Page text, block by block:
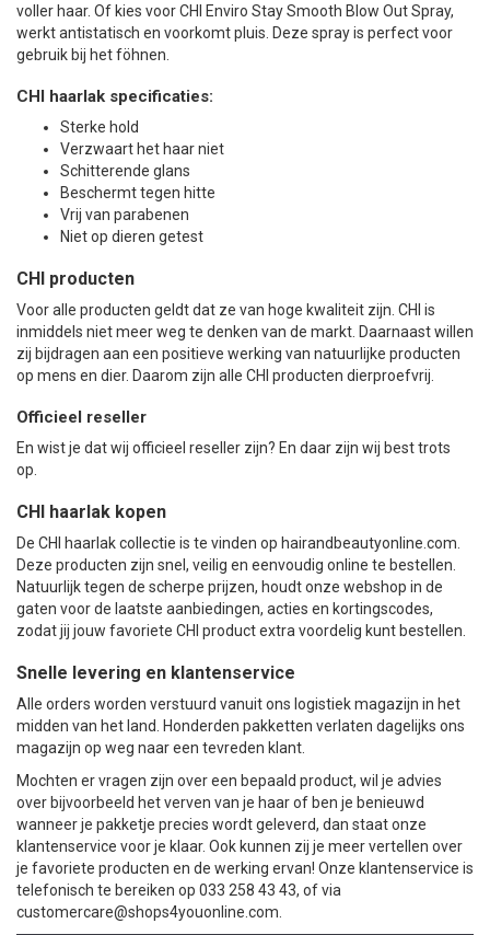
voller haar. Of kies voor CHI Enviro Stay Smooth Blow Out Spray,
werkt antistatisch en voorkomt pluis. Deze spray is perfect voor
gebruik bij het föhnen.
CHI haarlak specificaties:
Sterke hold
Verzwaart het haar niet
Schitterende glans
Beschermt tegen hitte
Vrij van parabenen
Niet op dieren getest
CHI producten
Voor alle producten geldt dat ze van hoge kwaliteit zijn. CHI is
inmiddels niet meer weg te denken van de markt. Daarnaast willen
zij bijdragen aan een positieve werking van natuurlijke producten
op mens en dier. Daarom zijn alle CHI producten dierproefvrij.
Officieel reseller
En wist je dat wij officieel reseller zijn? En daar zijn wij best trots
op.
CHI haarlak kopen
De CHI haarlak collectie is te vinden op hairandbeautyonline.com.
Deze producten zijn snel, veilig en eenvoudig online te bestellen.
Natuurlijk tegen de scherpe prijzen, houdt onze webshop in de
gaten voor de laatste aanbiedingen, acties en kortingscodes,
zodat jij jouw favoriete CHI product extra voordelig kunt bestellen.
Snelle levering en klantenservice
Alle orders worden verstuurd vanuit ons logistiek magazijn in het
midden van het land. Honderden pakketten verlaten dagelijks ons
magazijn op weg naar een tevreden klant.
Mochten er vragen zijn over een bepaald product, wil je advies
over bijvoorbeeld het verven van je haar of ben je benieuwd
wanneer je pakketje precies wordt geleverd, dan staat onze
klantenservice voor je klaar. Ook kunnen zij je meer vertellen over
je favoriete producten en de werking ervan! Onze klantenservice is
telefonisch te bereiken op 033 258 43 43, of via
customercare@shops4youonline.com